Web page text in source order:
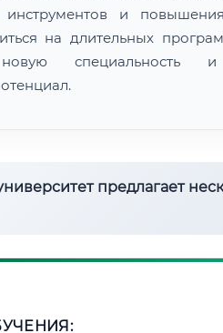
инструментов и повышения
на длительных
специальность
предлагает